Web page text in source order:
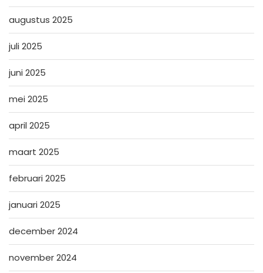
augustus 2025
juli 2025
juni 2025
mei 2025
april 2025
maart 2025
februari 2025
januari 2025
december 2024
november 2024